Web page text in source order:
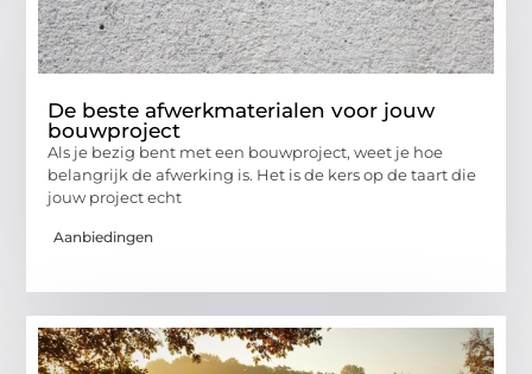
De beste afwerkmaterialen voor jouw
bouwproject
Als je bezig bent met een bouwproject, weet je hoe
belangrijk de afwerking is. Het is de kers op de taart die
jouw project echt
Aanbiedingen